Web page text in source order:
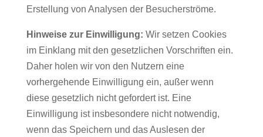
Erstellung von Analysen der Besucherströme.
Hinweise zur Einwilligung: Wir setzen Cookies
im Einklang mit den gesetzlichen Vorschriften ein.
Daher holen wir von den Nutzern eine
vorhergehende Einwilligung ein, außer wenn
diese gesetzlich nicht gefordert ist. Eine
Einwilligung ist insbesondere nicht notwendig,
wenn das Speichern und das Auslesen der